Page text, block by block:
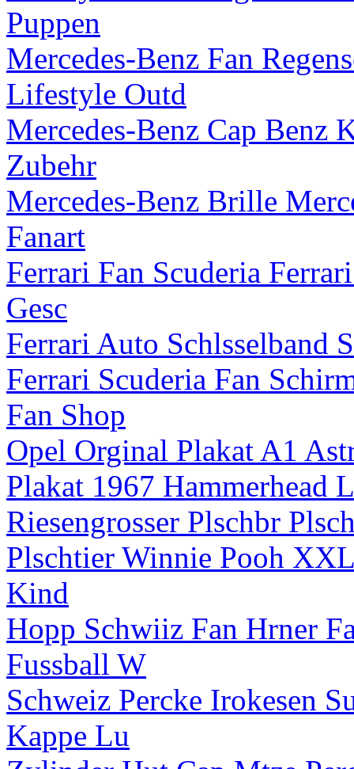
Puppen
Mercedes-Benz Fan
Lifestyle Outd
Mercedes-Benz Cap Benz
Zubehr
Mercedes-Benz Brille
Fanart
Ferrari Fan Scuderia
Gesc
Ferrari Auto Schlsselband
Ferrari Scuderia Fan
Fan Shop
Opel Orginal Plakat A1
Plakat 1967 Hammerhead
Riesengrosser Plschbr
Plschtier Winnie Pooh
Kind
Hopp Schwiiz Fan Hrner
Fussball W
Schweiz Percke Irokesen
Kappe Lu